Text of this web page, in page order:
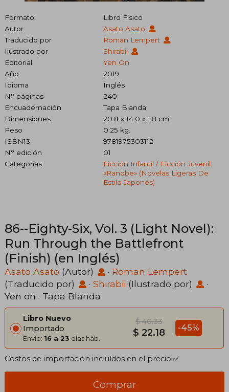
Formato
Libro Físico
Autor
Asato Asato
Traducido por
Roman Lempert
Ilustrado por
Shirabii
Editorial
Yen On
Año
2019
Idioma
Inglés
N° páginas
240
Encuadernación
Tapa Blanda
Dimensiones
20.8 x 14.0 x 1.8 cm
Peso
0.25 kg.
ISBN13
9781975303112
N° edición
01
Categorías
Ficción Infantil / Ficción Juvenil:
«ranobe» (novelas Ligeras De
Estilo Japonés)
86--Eighty-Six, Vol. 3 (Light Novel):
Run Through the Battlefront
(Finish) (en Inglés)
Asato Asato (Autor) · Roman Lempert
(Traducido por)
· Shirabii (Ilustrado por)
·
Yen on · Tapa Blanda
Libro Nuevo
Importado
Envío: 16 a 23 días háb.
$ 40.33
$ 22.18 -45%
Costos de importación incluídos en el precio ✅
Comprar